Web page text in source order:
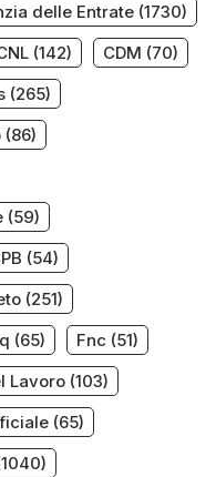
delle Entrate (1730)
(142) CDM (70)
(265)
(86)
(59)
(54)
(251)
(65) Fnc (51)
Lavoro (103)
(65)